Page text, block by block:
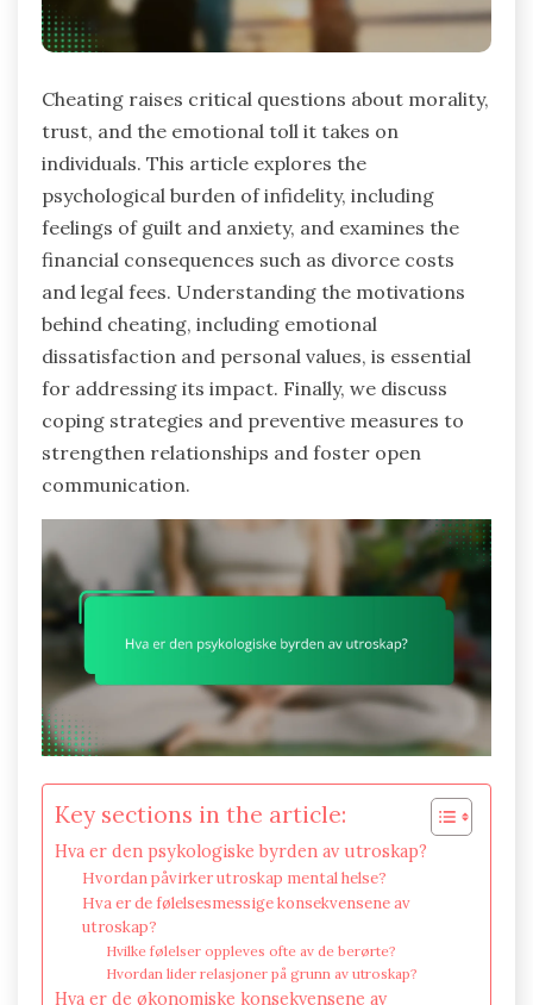
Cheating raises critical questions about morality,
trust, and the emotional toll it takes on
individuals. This article explores the
psychological burden of infidelity, including
feelings of guilt and anxiety, and examines the
financial consequences such as divorce costs
and legal fees. Understanding the motivations
behind cheating, including emotional
dissatisfaction and personal values, is essential
for addressing its impact. Finally, we discuss
coping strategies and preventive measures to
strengthen relationships and foster open
communication.
Key sections in the article:
Hva er den psykologiske byrden av utroskap?
Hvordan påvirker utroskap mental helse?
Hva er de følelsesmessige konsekvensene av
utroskap?
Hvilke følelser oppleves ofte av de berørte?
Hvordan lider relasjoner på grunn av utroskap?
Hva er de økonomiske konsekvensene av